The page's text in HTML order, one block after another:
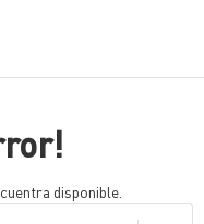
disponible.